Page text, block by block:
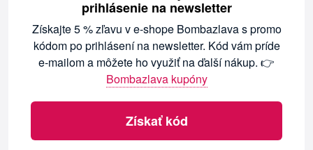
prihlásenie na newsletter
Získajte 5 % zľavu v e-shope Bombazlava s promo
kódom po prihlásení na newsletter. Kód vám príde
e-mailom a môžete ho využiť na ďalší nákup. 👉
Bombazlava kupóny
Získať kód